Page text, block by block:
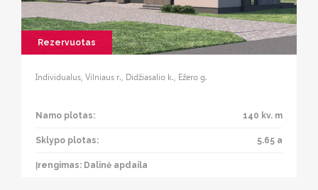
Rezervuotas
Individualus, Vilniaus r., Didžiasalio k., Ežero g.
Namo plotas: 140 kv. m
Sklypo plotas: 5.65 a
Įrengimas: Dalinė apdaila